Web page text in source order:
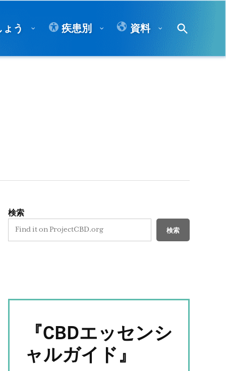
う 疾患別 資料
Open
Search
検索
検索
『CBDエッセンシ
ャルガイド』